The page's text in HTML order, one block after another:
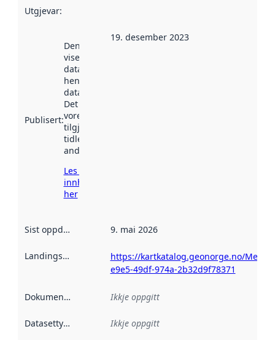
Utgjevar:
Publisert:
Denne datoen
viser når
datasettet vart
henta inn av
data.norge.no.
Det kan ha
vore
tilgjengeleg
tidlegare
andre stader.
Les meir om
innhenting
her
19. desember 2023
Sist oppdatert 9. mai 2026
Landingsside
https://kartkatalog.geonorge.no/
e9e5-49df-974a-2b32d9f78371
Dokumentasjon Ikkje oppgitt
Datasettype Ikkje oppgitt